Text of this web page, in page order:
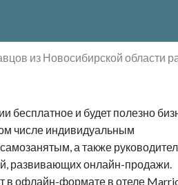
из Новосибирской области
бесплатное и будет полезно
числе индивидуальным
а также
развивающих онлайн-продажи.
в офлайн-формате в отеле